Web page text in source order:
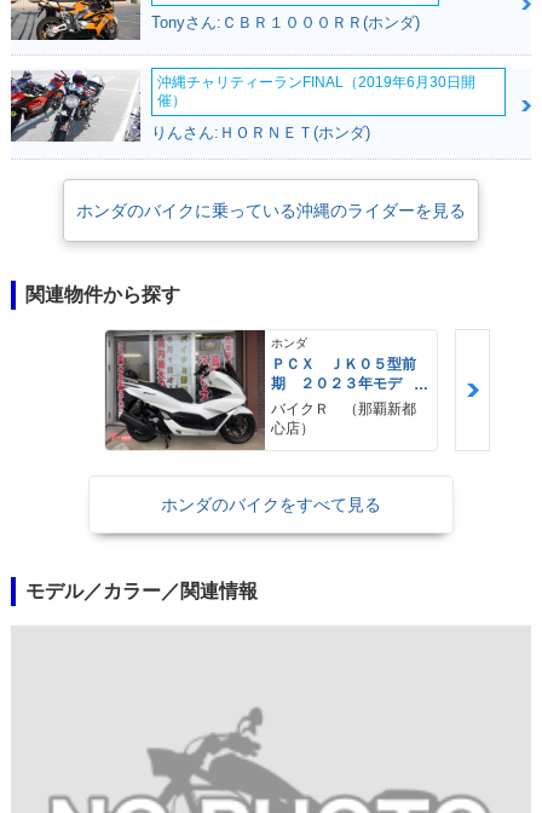
Tonyさん:ＣＢＲ１０００ＲＲ(ホンダ)
沖縄チャリティーランFINAL（2019年6月30日開
催）
りんさん:ＨＯＲＮＥＴ(ホンダ)
ホンダのバイクに乗っている沖縄のライダーを見る
関連物件から探す
ホンダ
ＰＣＸ ＪＫ０５型前
期 ２０２３年モデ
ル 純正ロングスクリ
ーン ＫＩＴＡＣＯバ
ックレスト 純正セキ
バイクＲ （那覇新都
心店）
ホンダのバイクをすべて見る
モデル／カラー／関連情報